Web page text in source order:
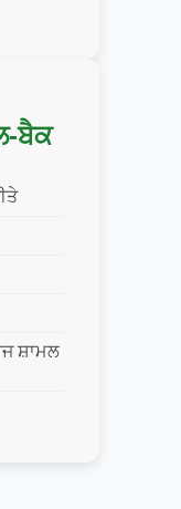
ਬੈਕ
ਸ਼ਾਮਲ